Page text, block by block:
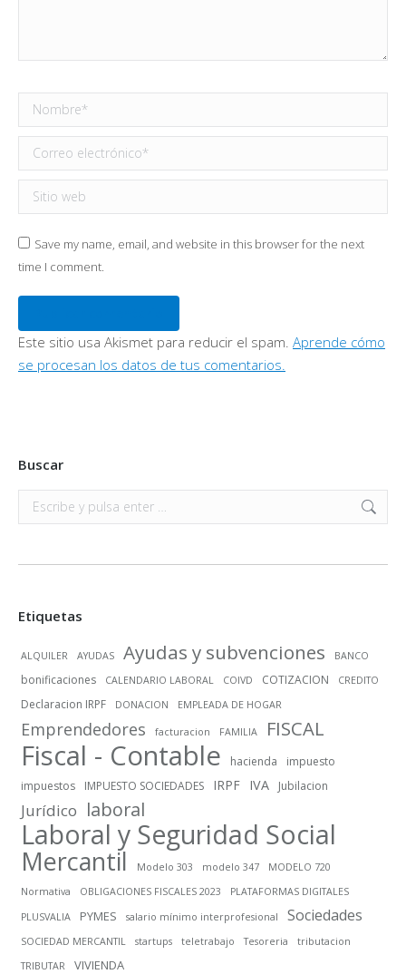
Nombre *
Correo electrónico *
Sitio web
Save my name, email, and website in this browser for the next
time I comment.
Este sitio usa Akismet para reducir el spam. Aprende cómo
se procesan los datos de tus comentarios.
Buscar
Buscar:
Etiquetas
ALQUILER AYUDAS Ayudas y subvenciones BANCO
bonificaciones CALENDARIO LABORAL COIVD COTIZACION CREDITO
Declaracion IRPF DONACION EMPLEADA DE HOGAR
Emprendedores facturacion FAMILIA FISCAL
Fiscal - Contable hacienda
impuesto
impuestos
IMPUESTO SOCIEDADES IRPF IVA Jubilacion
Jurídico laboral
Laboral y Seguridad Social
Mercantil Modelo 303 modelo 347
MODELO 720
Normativa
OBLIGACIONES FISCALES 2023
PLATAFORMAS DIGITALES
PLUSVALIA
PYMES salario mínimo interprofesional Sociedades
SOCIEDAD MERCANTIL startups teletrabajo Tesoreria
tributacion
TRIBUTAR
VIVIENDA